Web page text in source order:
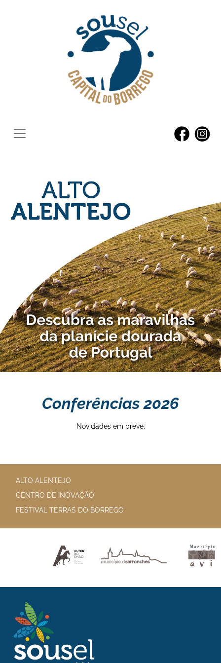
Conferências 2026
Novidades em breve.
ALTO ALENTEJO
CENTRO DE INOVAÇÃO
FESTIVAL TERRAS DO BORREGO